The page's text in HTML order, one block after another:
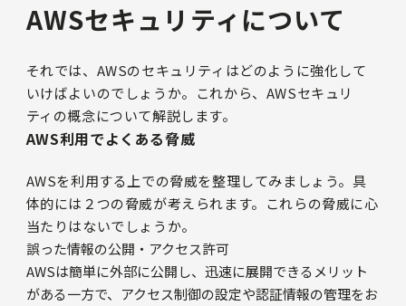
AWSセキュリティについて
それでは、AWSのセキュリティはどのように強化して
いけばよいのでしょうか。これから、AWSセキュリ
ティの概念について解説します。
AWS利用でよくある脅威
AWSを利用する上での脅威を整理してみましょう。具
体的には２つの脅威が考えられます。これらの脅威に心
当たりはないでしょうか。
誤った情報の公開・アクセス許可
AWSは簡単に外部に公開し、迅速に展開できるメリット
がある一方で、アクセス制御の設定や認証情報の管理をお